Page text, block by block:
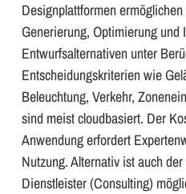
Designplattformen
Generierung, Optimierung und
Entwurfsalternativen unter
Entscheidungskriterien wie
Beleuchtung, Verkehr,
sind meist cloudbasiert. Der
Anwendung erfordert
Nutzung. Alternativ ist auch
Dienstleister (Consulting)